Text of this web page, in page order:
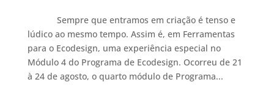
Sempre que entramos em criação é tenso e
lúdico ao mesmo tempo. Assim é, em Ferramentas
para o Ecodesign, uma experiência especial no
Módulo 4 do Programa de Ecodesign. Ocorreu de 21
à 24 de agosto, o quarto módulo de Programa...